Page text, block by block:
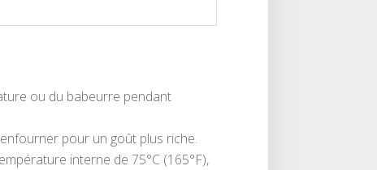
ou du babeurre pendant
pour un goût plus riche.
interne de 75°C (165°F),